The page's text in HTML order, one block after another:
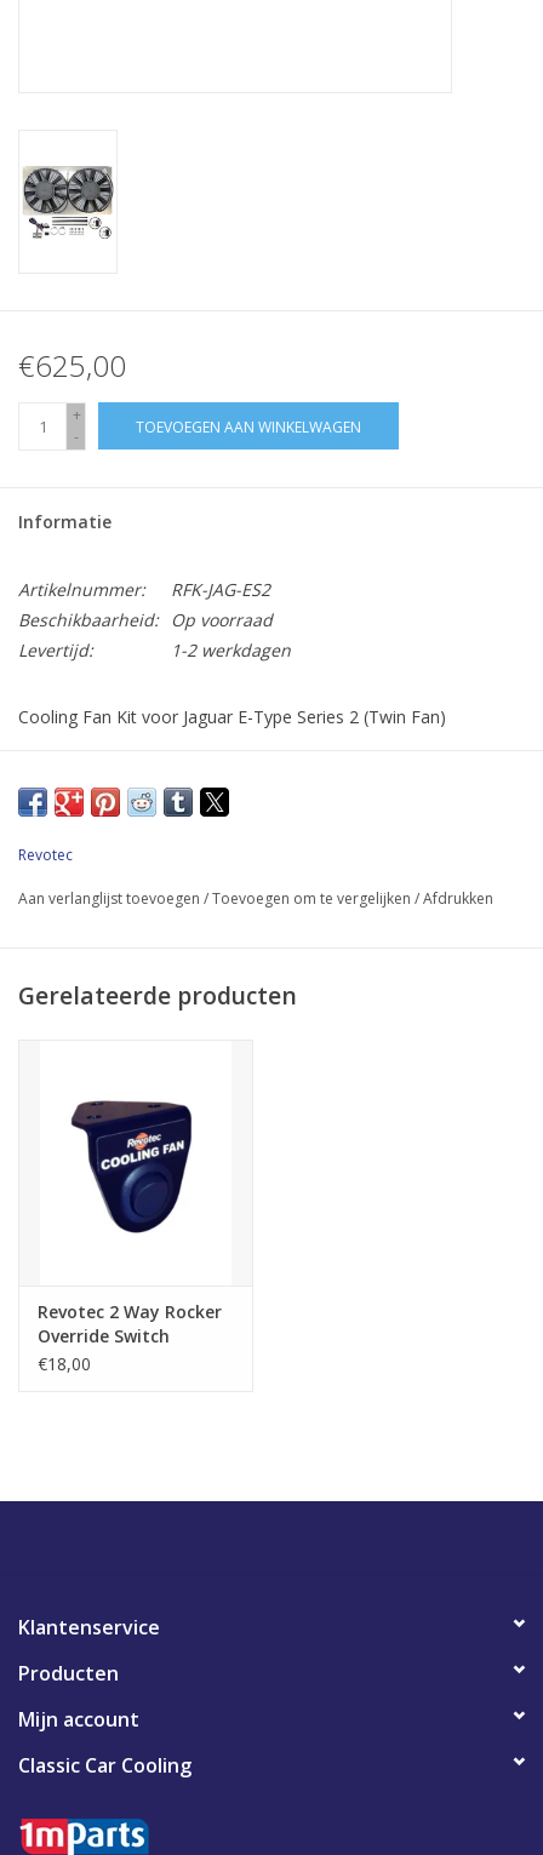
€625,00
+
-
TOEVOEGEN AAN WINKELWAGEN
Informatie
Artikelnummer:
RFK-JAG-ES2
Beschikbaarheid:
Op voorraad
Levertijd:
1-2 werkdagen
Cooling Fan Kit voor Jaguar E-Type Series 2 (Twin Fan)
*2 x 10" (255 mm) krachtige Comex zuigende ventilator
*Lasergesneden geanodiseerde ventilatorbevestigingsbeugels
*35 mm Revotec elektronische ventilatorcontroller
*Montage-instructies
Revotec
Aan verlanglijst toevoegen /Toevoegen om te vergelijken /Afdrukken
Gerelateerde producten
Revotec 2 Way Rocker
Override Switch
€18,00
Klantenservice
Producten
Mijn account
Classic Car Cooling